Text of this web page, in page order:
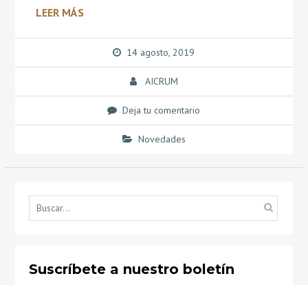
LEER MÁS
14 agosto, 2019
AICRUM
Deja tu comentario
Novedades
Suscríbete a nuestro boletín